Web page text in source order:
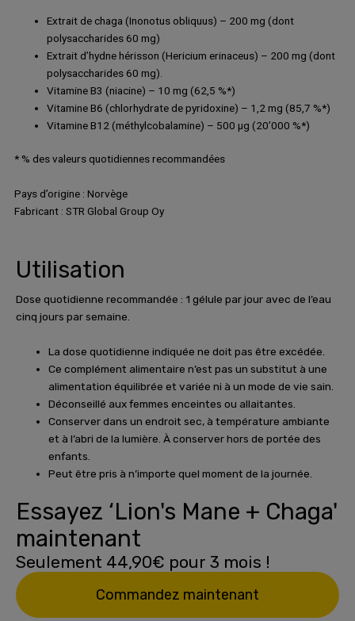
Extrait de chaga (Inonotus obliquus) – 200 mg (dont
polysaccharides 60 mg)
Extrait d’hydne hérisson (Hericium erinaceus) – 200 mg (dont
polysaccharides 60 mg).
Vitamine B3 (niacine) – 10 mg (62,5 %*)
Vitamine B6 (chlorhydrate de pyridoxine) – 1,2 mg (85,7 %*)
Vitamine B12 (méthylcobalamine) – 500 µg (20’000 %*)
* % des valeurs quotidiennes recommandées
Pays d’origine : Norvège
Fabricant : STR Global Group Oy
Utilisation
Dose quotidienne recommandée : 1 gélule par jour avec de l’eau
cinq jours par semaine.
La dose quotidienne indiquée ne doit pas être excédée.
Ce complément alimentaire n’est pas un substitut à une
alimentation équilibrée et variée ni à un mode de vie sain.
Déconseillé aux femmes enceintes ou allaitantes.
Conserver dans un endroit sec, à température ambiante
et à l’abri de la lumière. À conserver hors de portée des
enfants.
Peut être pris à n’importe quel moment de la journée.
Essayez ‘Lion's Mane + Chaga'
maintenant
Seulement 44,90€ pour 3 mois !
Commandez maintenant